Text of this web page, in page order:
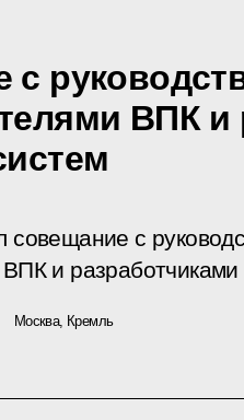
с
ВПК и
совещание с
и
Москва, Кремль